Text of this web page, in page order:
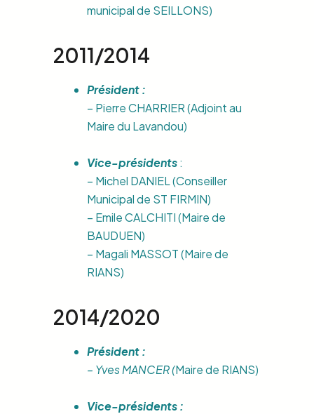
municipal de SEILLONS)
2011/2014
Président :
– Pierre CHARRIER (Adjoint au
Maire du Lavandou)
Vice-présidents:
– Michel DANIEL (Conseiller
Municipal de ST FIRMIN)
– Emile CALCHITI (Maire de
BAUDUEN)
– Magali MASSOT (Maire de
RIANS)
2014/2020
Président :
– Yves MANCER (Maire de RIANS)
Vice-présidents :